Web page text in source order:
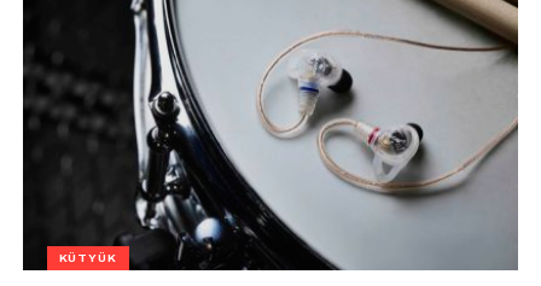
KÜTYÜK